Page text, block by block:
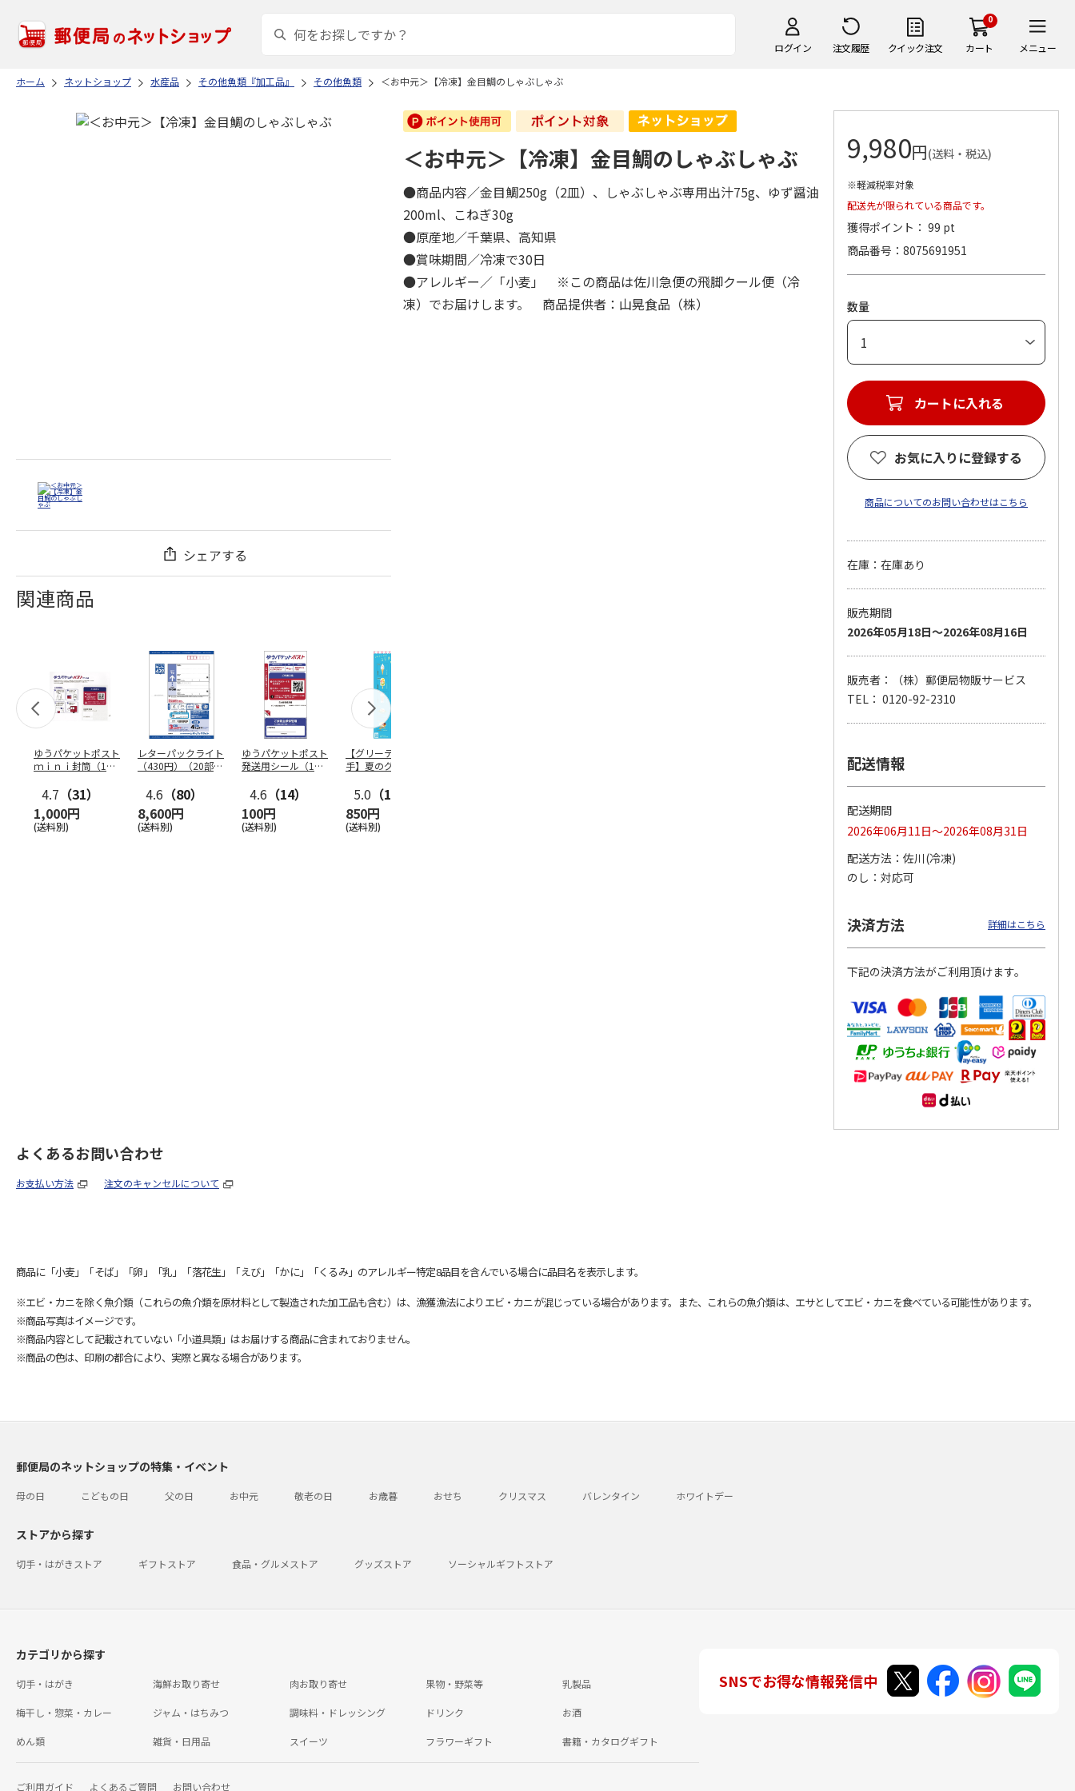
ログイン 注文履歴 クイック注文
0
カート メニュー
ホーム ネットショップ 水産品 その他魚類『加工品』 その他魚類 ＜お中元＞【冷凍】金目鯛のしゃぶしゃぶ
シェアする
関連商品
ゆうパケットポスト
ｍｉｎｉ封筒（1個
4.7 （31）
1,000円
(送料別)
レターパックライト
（430円）（20部セ
4.6 （80）
8,600円
(送料別)
ゆうパケットポスト
発送用シール（1個
4.6 （14）
100円
(送料別)
【グリーティング切
手】夏のグリーティ
5.0 （10）
850円
(送料別)
手】グリーティング
円…
5,500円
(送料別) (送料別)
＜お中元＞【冷凍】金目鯛のしゃぶしゃぶ
●商品内容／金目鯛250g（2皿）、しゃぶしゃぶ専用出汁75g、ゆず醤油
200ml、こねぎ30g
●原産地／千葉県、高知県
●賞味期間／冷凍で30日
●アレルギー／「小麦」 ※この商品は佐川急便の飛脚クール便（冷
凍）でお届けします。 商品提供者：山晃食品（株）
9,980円(送料・税込)
※軽減税率対象
配送先が限られている商品です。
獲得ポイント： 99 pt
商品番号
8075691951
数量
カートに入れる
お気に入りに登録する
商品についてのお問い合わせはこちら
在庫：在庫あり
販売期間
2026年05月18日～2026年08月16日
販売者：（株）郵便局物販サービス
TEL： 0120-92-2310
配送情報
配送期間
2026年06月11日～2026年08月31日
配送方法
佐川(冷凍)
のし
対応可
決済方法 詳細はこちら
下記の決済方法がご利用頂けます。
よくあるお問い合わせ
お支払い方法 注文のキャンセルについて
商品に「小麦」「そば」「卵」「乳」「落花生」「えび」「かに」「くるみ」のアレルギー特定8品目を含んでいる場合に品目名を表示します。
※エビ・カニを除く魚介類（これらの魚介類を原材料として製造された加工品も含む）は、漁獲漁法によりエビ・カニが混じっている場合があります。また、これらの魚介類は、エサとしてエビ・カニを食べている可能性があります。
※商品写真はイメージです。
※商品内容として記載されていない「小道具類」はお届けする商品に含まれておりません。
※商品の色は、印刷の都合により、実際と異なる場合があります。
郵便局のネットショップの特集・イベント
母の日 こどもの日 父の日 お中元 敬老の日 お歳暮 おせち クリスマス バレンタイン ホワイトデー
ストアから探す
切手・はがきストア ギフトストア 食品・グルメストア グッズストア ソーシャルギフトストア
カテゴリから探す
切手・はがき 海鮮お取り寄せ 肉お取り寄せ 果物・野菜等 乳製品
梅干し・惣菜・カレー ジャム・はちみつ 調味料・ドレッシング ドリンク お酒
めん類 雑貨・日用品 スイーツ フラワーギフト 書籍・カタログギフト
ご利用ガイド よくあるご質問 お問い合わせ
SNSでお得な情報発信中